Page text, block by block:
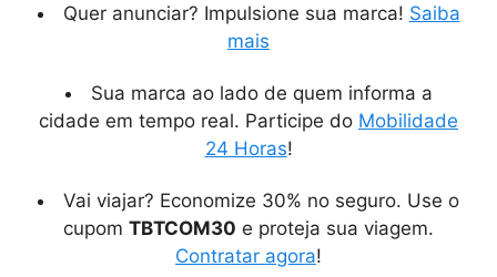
Quer anunciar? Impulsione sua marca! Saiba
mais
Sua marca ao lado de quem informa a
cidade em tempo real. Participe do Mobilidade
24 Horas!
Vai viajar? Economize 30% no seguro. Use o
cupom TBTCOM30 e proteja sua viagem.
Contratar agora!